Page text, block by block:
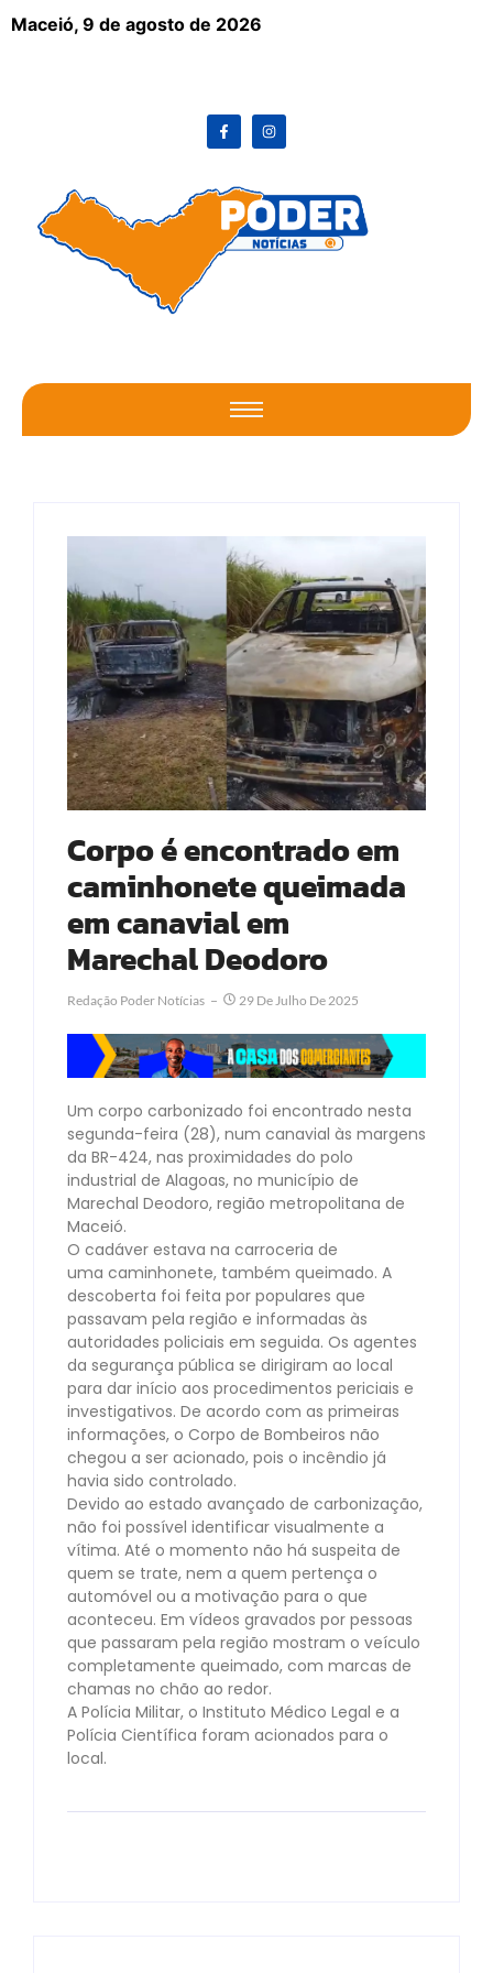
Maceió, 9 de agosto de 2026
Corpo é encontrado em
caminhonete queimada
em canavial em
Marechal Deodoro
Redação Poder Notícias 29 De Julho De 2025
Um corpo carbonizado foi encontrado nesta
segunda-feira (28), num canavial às margens
da BR-424, nas proximidades do polo
industrial de Alagoas, no município de
Marechal Deodoro, região metropolitana de
Maceió.
O cadáver estava na carroceria de
uma caminhonete, também queimado. A
descoberta foi feita por populares que
passavam pela região e informadas às
autoridades policiais em seguida. Os agentes
da segurança pública se dirigiram ao local
para dar início aos procedimentos periciais e
investigativos. De acordo com as primeiras
informações, o Corpo de Bombeiros não
chegou a ser acionado, pois o incêndio já
havia sido controlado.
Devido ao estado avançado de carbonização,
não foi possível identificar visualmente a
vítima. Até o momento não há suspeita de
quem se trate, nem a quem pertença o
automóvel ou a motivação para o que
aconteceu. Em vídeos gravados por pessoas
que passaram pela região mostram o veículo
completamente queimado, com marcas de
chamas no chão ao redor.
A Polícia Militar, o Instituto Médico Legal e a
Polícia Científica foram acionados para o
local.